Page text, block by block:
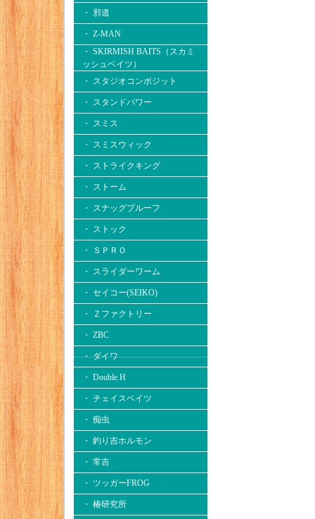
・ 邪道
・ Z-MAN
・ SKIRMISH BAITS（スカミ
ッシュベイツ）
・ スタジオコンポジット
・ スタンドパワー
・ スミス
・ スミスウィック
・ ストライクキング
・ ストーム
・ スナッグプルーフ
・ ストック
・ ＳＰＲＯ
・ スライダーワーム
・ セイコー(SEIKO)
・ Ｚファクトリー
・ ZBC
・ ダイワ
・ Double.H
・ チェイスベイツ
・ 痴虫
・ 釣り吉ホルモン
・ 常吉
・ ツッガーFROG
・ 椿研究所